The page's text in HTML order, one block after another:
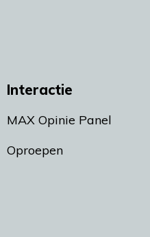
Interactie
MAX Opinie Panel
Oproepen